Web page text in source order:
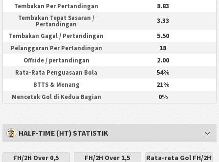
Tembakan Per Pertandingan 8.83
Tembakan Tepat Sasaran /
Pertandingan
3.33
Tembakan Gagal / Pertandingan 5.50
Pelanggaran Per Pertandingan 18
Offside / pertandingan 2.00
Rata-Rata Penguasaan Bola 54%
BTTS & Menang 21%
Mencetak Gol di Kedua Bagian 0%
HALF-TIME (HT) STATISTIK
FH/2H Over 0,5
FH/2H Over 1,5
Rata-rata Gol FH/2H